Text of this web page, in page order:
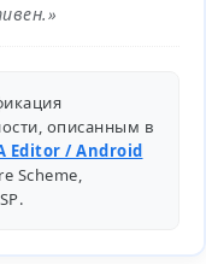
описанным в
Editor / Android
Scheme,
.